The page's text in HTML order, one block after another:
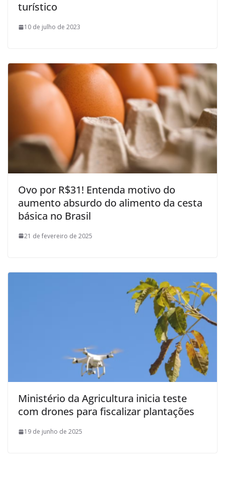
turístico
10 de julho de 2023
Ovo por R$31! Entenda motivo do
aumento absurdo do alimento da cesta
básica no Brasil
21 de fevereiro de 2025
Ministério da Agricultura inicia teste
com drones para fiscalizar plantações
19 de junho de 2025